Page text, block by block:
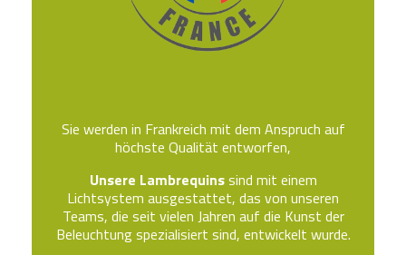
Sie werden in Frankreich mit dem Anspruch auf
höchste Qualität entworfen,
Unsere Lambrequinssind mit einem
Lichtsystem ausgestattet, das von unseren
Teams, die seit vielen Jahren auf die Kunst der
Beleuchtung spezialisiert sind, entwickelt wurde.